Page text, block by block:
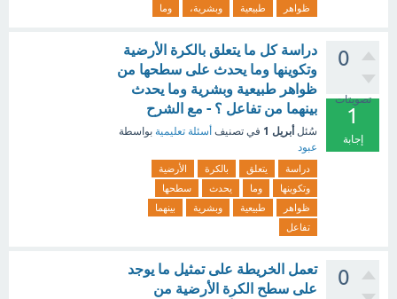
ظواهر
طبيعية وبشرية، وما
0
تصويتات
1
إجابة
دراسة كل ما يتعلق بالكرة الأرضية
وتكوينها وما يحدث على سطحها من
ظواهر طبيعية وبشرية وما يحدث
بينهما من تفاعل ؟ - مع الشرح
سُئل أبريل 1 في تصنيف أسئلة تعليمية بواسطة
عبود
دراسة يتعلق بالكرة
الأرضية
وتكوينها
وما يحدث
سطحها
ظواهر
طبيعية وبشرية
بينهما
تفاعل
0
تعمل الخريطة على تمثيل ما يوجد
على سطح الكرة الأرضية من